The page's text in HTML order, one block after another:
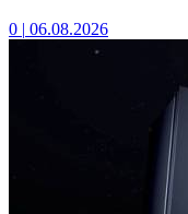
0 | 06.08.2026